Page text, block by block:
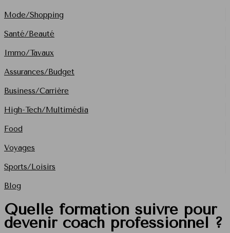
Mode/Shopping
Santé/Beauté
Immo/Tavaux
Assurances/Budget
Business/Carrière
High-Tech/Multimédia
Food
Voyages
Sports/Loisirs
Blog
Quelle formation suivre pour
devenir coach professionnel ?